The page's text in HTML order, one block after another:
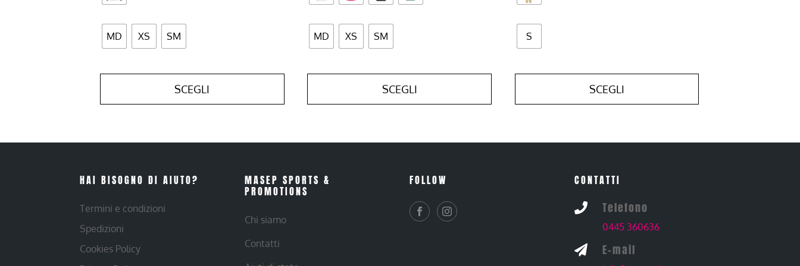
MD XS SM
SCEGLI
MD XS SM
SCEGLI
S
SCEGLI
HAI BISOGNO DI AIUTO?
Termini e condizioni
Spedizioni
Cookies Policy
MASEP SPORTS &
PROMOTIONS
Chi siamo
Contatti
FOLLOW CONTATTI
 Telefono
0445 360636
 E-mail